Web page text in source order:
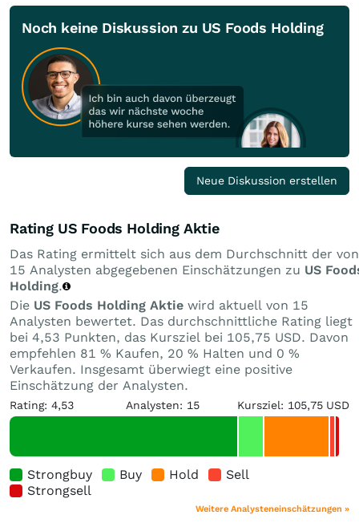
Noch keine Diskussion zu US Foods Holding
Neue Diskussion erstellen
Rating US Foods Holding Aktie
Das Rating ermittelt sich aus dem Durchschnitt der von
15 Analysten abgegebenen Einschätzungen zu US
Holding.
Die US Foods Holding Aktie wird aktuell von 15
Analysten bewertet. Das durchschnittliche Rating liegt
bei 4,53 Punkten, das Kursziel bei 105,75 USD. Davon
empfehlen 81 % Kaufen, 20 % Halten und 0 %
Verkaufen. Insgesamt überwiegt eine positive
Einschätzung der Analysten.
Rating: 4,53 Analysten: 15 Kursziel: 105,75 USD
Strongbuy Buy Hold
Sell
Strongsell
Weitere Analysteneinschätzungen »